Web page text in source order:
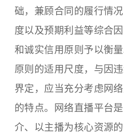
础，兼顾合同的履行情
度以及预期利益等综合
和诚实信用原则予以衡
原则的适用尺度，与因
界定，应当充分考虑网
的特点。网络直播平台
介、以主播为核心资源